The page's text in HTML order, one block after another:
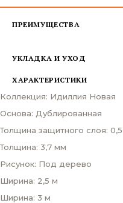
ПРЕИМУЩЕСТВА
УКЛАДКА И УХОД
ХАРАКТЕРИСТИКИ
Коллекция: Идиллия Новая
Основа: Дублированная
Толщина защитного слоя:
Толщина: 3,7 мм
Рисунок: Под дерево
Ширина: 2,5 м
Ширина: 3 м